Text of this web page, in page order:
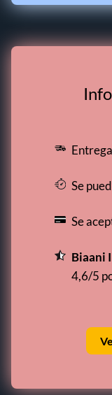
Se
Se
Biaani
4,6/5